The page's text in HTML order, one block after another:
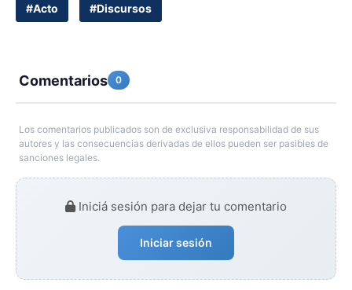
#Acto #Discursos
Comentarios 0
Los comentarios publicados son de exclusiva responsabilidad de sus
autores y las consecuencias derivadas de ellos pueden ser pasibles de
sanciones legales.
Iniciá sesión para dejar tu comentario
Iniciar sesión